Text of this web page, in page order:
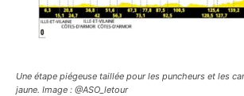
Une étape piégeuse taillée pour les puncheurs et les
jaune. Image : @ASO_letour